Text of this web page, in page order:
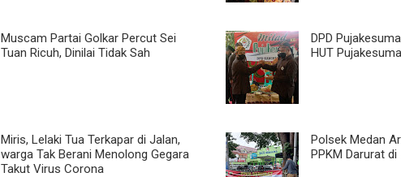
Muscam Partai Golkar Percut Sei
Tuan Ricuh, Dinilai Tidak Sah
DPD
HUT
Miris, Lelaki Tua Terkapar di Jalan,
warga Tak Berani Menolong Gegara
Takut Virus Corona
Polsek Medan
PPKM Darurat di